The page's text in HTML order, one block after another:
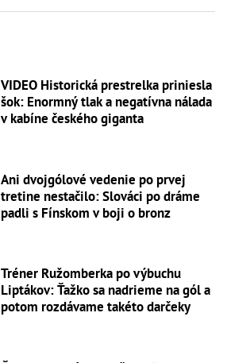
VIDEO Historická prestrelka priniesla
šok: Enormný tlak a negatívna nálada
v kabíne českého giganta
Ani dvojgólové vedenie po prvej
tretine nestačilo: Slováci po dráme
padli s Fínskom v boji o bronz
Tréner Ružomberka po výbuchu
Liptákov: Ťažko sa nadrieme na gól a
potom rozdávame takéto darčeky